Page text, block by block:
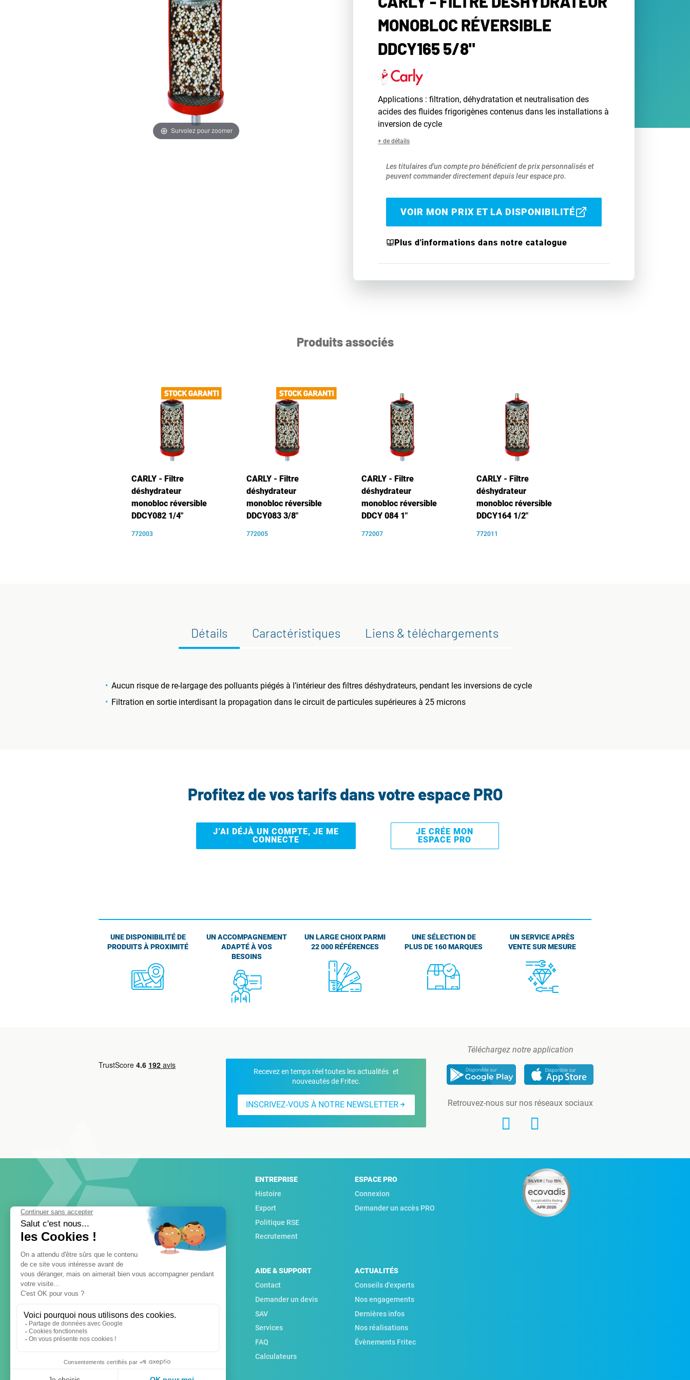
Survolez pour zoomer
MONOBLOC RÉVERSIBLE
DDCY165 5/8"
Applications : filtration, déhydratation et neutralisation des
acides des fluides frigorigènes contenus dans les installations à
inversion de cycle
+ de détails
Les titulaires d'un compte pro bénéficient de prix personnalisés et
peuvent commander directement depuis leur espace pro.
VOIR MON PRIX ET LA DISPONIBILITÉ
Plus d'informations dans notre catalogue
Produits associés
CARLY - Filtre
déshydrateur
monobloc réversible
DDCY082 1/4"
772003
CARLY - Filtre
déshydrateur
monobloc réversible
DDCY083 3/8"
772005
CARLY - Filtre
déshydrateur
monobloc réversible
DDCY 084 1"
772007
CARLY - Filtre
déshydrateur
monobloc réversible
DDCY164 1/2"
772011
Détails Caractéristiques Liens & téléchargements
Aucun risque de re-largage des polluants piégés à l’intérieur des filtres déshydrateurs, pendant les inversions de cycle
Filtration en sortie interdisant la propagation dans le circuit de particules supérieures à 25 microns
Profitez de vos tarifs dans votre espace PRO
J’AI DÉJÀ UN COMPTE, JE ME
CONNECTE
JE CRÉE MON
ESPACE PRO
UNE DISPONIBILITÉ DE
PRODUITS À PROXIMITÉ
UN ACCOMPAGNEMENT
ADAPTÉ À VOS
BESOINS
UN LARGE CHOIX PARMI
22 000 RÉFÉRENCES
UNE SÉLECTION DE
PLUS DE 160 MARQUES
UN SERVICE APRÈS
VENTE SUR MESURE
Recevez en temps réel toutes les actualités et
nouveautés de Fritec.
INSCRIVEZ-VOUS À NOTRE NEWSLETTER
Téléchargez notre application
Retrouvez-nous sur nos réseaux sociaux
ENTREPRISE
Histoire
Export
Politique RSE
Recrutement
ESPACE PRO
Connexion
Demander un accès PRO
AIDE & SUPPORT
Contact
Demander un devis
SAV
Services
FAQ
Calculateurs
ACTUALITÉS
Conseils d'experts
Nos engagements
Dernières infos
Nos réalisations
Évènements Fritec